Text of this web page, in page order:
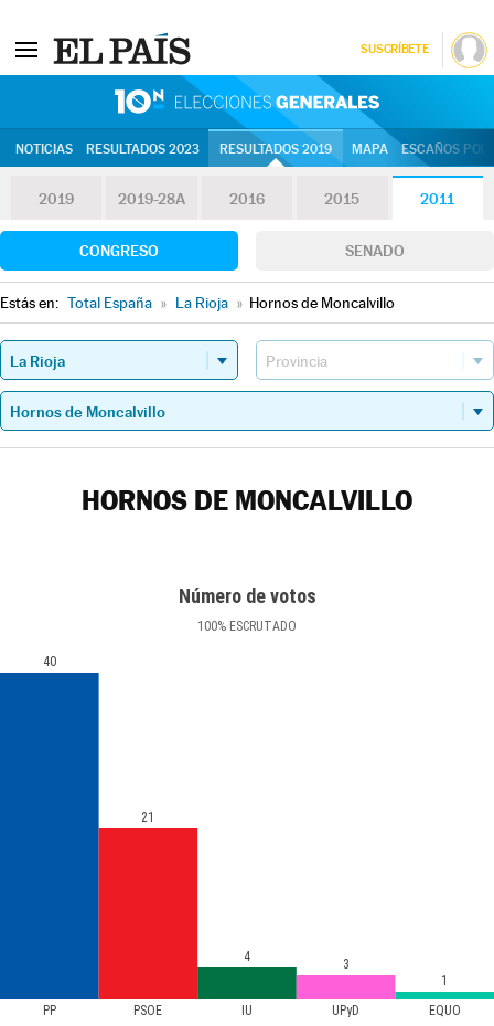
SUSCRÍBETE
NOTICIAS RESULTADOS 2023 RESULTADOS 2019 MAPA ESCAÑOS
2019 2019-28A 2016 2015 2011
CONGRESO SENADO
Estás en: Total España » La Rioja » Hornos de Moncalvillo
HORNOS DE MONCALVILLO
Número de votos
100% ESCRUTADO
PP PSOE IU UPyD EQUO
40
21
4
3
1